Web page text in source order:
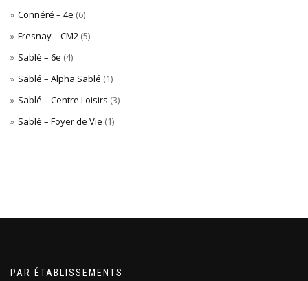
Connéré – 4e (6)
Fresnay – CM2 (5)
Sablé – 6e (4)
Sablé – Alpha Sablé (1)
Sablé – Centre Loisirs (3)
Sablé – Foyer de Vie (1)
PAR ÉTABLISSEMENTS